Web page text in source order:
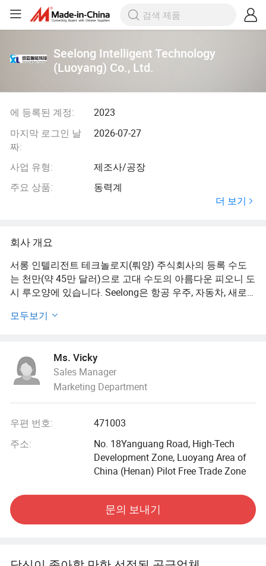
Seelong Intelligent Technology
(Luoyang) Co., Ltd.
에 등록된 계정:
2023
마지막 로그인 날
짜:
2026-07-27
사업 유형:
제조사/공장
주요 상품:
동력계
더 보기
회사 개요
서롱 인텔리전트 테크놀로지(뤄양) 주식회사의 등록 수도
는 천만(약 45만 달러)으로 고대 수도의 아름다운 피오니 도
시 루오양에 있습니다. Seelong은 항공 우주, 자동차, 새로
설계, 제조 및 판매를 전문으로 하는 하이테크 기업입니다.
당사의 주요 제품에는 동력 다이너미터, 측정 및 제어 시스
템, DC 전원 공급 장치 및 조건부 보증 시스템이 포함됩니
다.
Seelong은 혁신과 기술 개발에 전념하고 있습니다. 동시에,
이 회사는 칭화대학교, 산둥 대학교 및 기타 여러 중국 과학
기관과 장기적인 협력을 설립했습니다. 당사는 20건 이상의
발명 특허를 취득했고 12건의 소프트웨어 저작권을 취득했
비스를 제공하고 있으며, 당사의 비용 효율적인 제품 및 품
질 서비스는 국내외 고객의 신뢰를 얻고 있습니다. 그리고
우리는 장기적인 윈-윈 전략적 파트너십을 확립했습니다.
모두보기
Ms. Vicky
Sales Manager
Marketing Department
우편 번호:
471003
주소:
No. 18Yanguang Road, High-Tech
Development Zone, Luoyang Area of
China (Henan) Pilot Free Trade Zone
문의 보내기